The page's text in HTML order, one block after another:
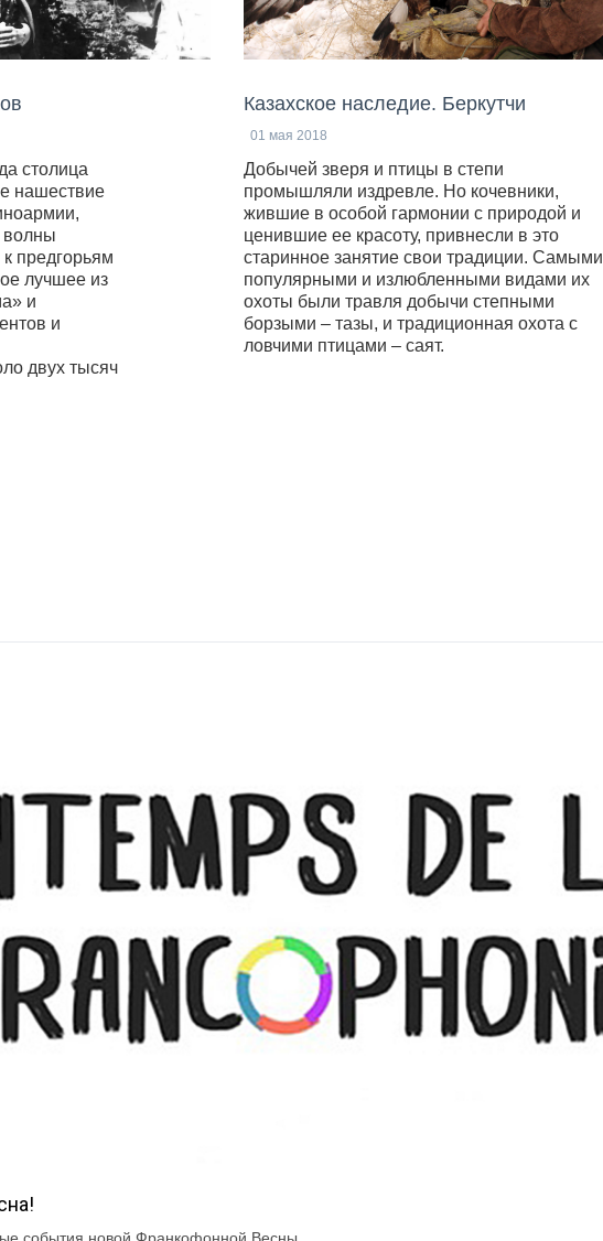
столица
нашествие
волны
предгорьям
лучшее из
и
и
двух тысяч
Казахское наследие. Беркутчи
01 мая 2018
Добычей зверя и птицы в степи
промышляли издревле. Но кочевники,
жившие в особой гармонии с природой и
ценившие ее красоту, привнесли в это
старинное занятие свои традиции. Самыми
популярными и излюбленными видами их
охоты были травля добычи степными
борзыми – тазы, и традиционная охота с
ловчими птицами – саят.